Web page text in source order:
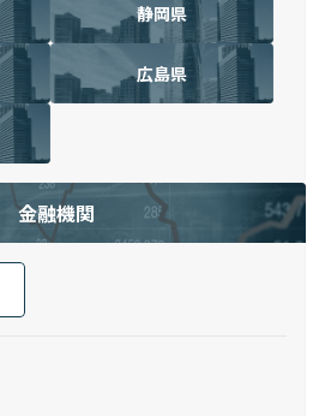
静岡県
広島県
金融機関